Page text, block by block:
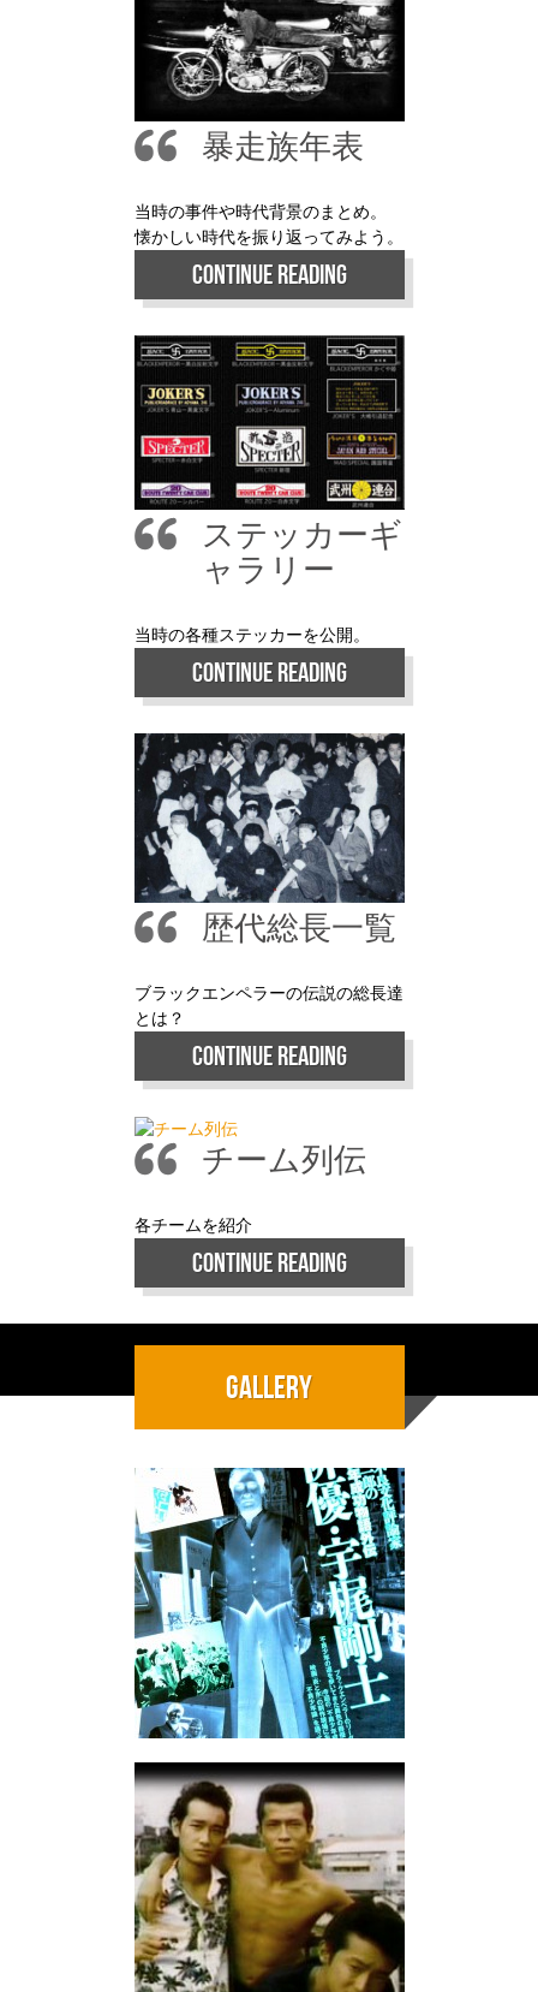
暴走族年表
当時の事件や時代背景のまとめ。
懐かしい時代を振り返ってみよう。
Continue Reading
ステッカーギ
ャラリー
当時の各種ステッカーを公開。
CONTINUE READING
歴代総長一覧
ブラックエンペラーの伝説の総長達
とは？
CONTINUE READING
チーム列伝
各チームを紹介
CONTINUE READING
gallery